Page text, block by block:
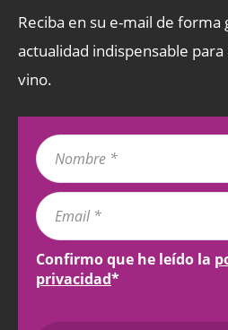
Reciba en su e-mail de forma
actualidad indispensable
vino.
Confirmo que he leído la
privacidad*